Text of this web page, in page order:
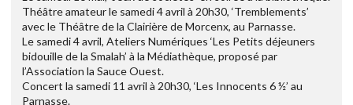
Théâtre amateur le samedi 4 avril à 20h30, ‘Tremblements’
avec le Théâtre de la Clairière de Morcenx, au Parnasse.
Le samedi 4 avril, Ateliers Numériques ‘Les Petits déjeuners
bidouille de la Smalah’ à la Médiathèque, proposé par
l’Association la Sauce Ouest.
Concert la samedi 11 avril à 20h30, ‘Les Innocents 6 ½’ au
Parnasse.